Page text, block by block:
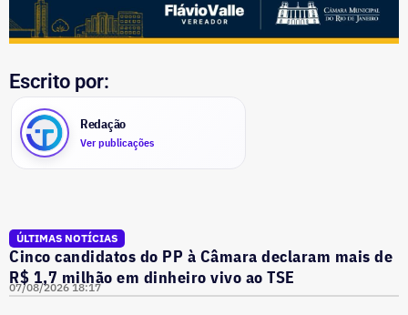
Escrito por:
Redação
Ver publicações
ÚLTIMAS NOTÍCIAS
Cinco candidatos do PP à Câmara declaram mais de
R$ 1,7 milhão em dinheiro vivo ao TSE
07/08/2026 18:17